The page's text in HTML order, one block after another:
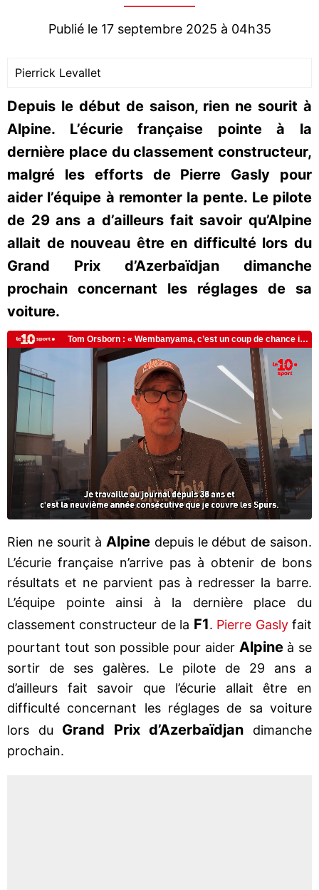
Publié le 17 septembre 2025 à 04h35
Pierrick Levallet
Depuis le début de saison, rien ne sourit à
Alpine. L’écurie française pointe à la
dernière place du classement constructeur,
malgré les efforts de Pierre Gasly pour
aider l’équipe à remonter la pente. Le pilote
de 29 ans a d’ailleurs fait savoir qu’Alpine
allait de nouveau être en difficulté lors du
Grand Prix d’Azerbaïdjan dimanche
prochain concernant les réglages de sa
voiture.
Rien ne sourit à Alpine depuis le début de saison.
L’écurie française n’arrive pas à obtenir de bons
résultats et ne parvient pas à redresser la barre.
L’équipe pointe ainsi à la dernière place du
classement constructeur de la F1. Pierre Gaslyfait
pourtant tout son possible pour aider Alpineà se
sortir de ses galères. Le pilote de 29 ans a
d’ailleurs fait savoir que l’écurie allait être en
difficulté concernant les réglages de sa voiture
lors du Grand Prix d’Azerbaïdjan dimanche
prochain.